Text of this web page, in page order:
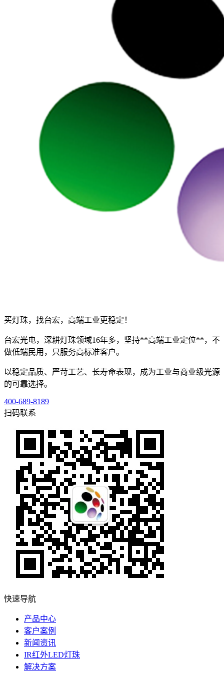
买灯珠，找台宏，高端工业更稳定！
台宏光电，深耕灯珠领域16年多，坚持**高端工业定位**，不
做低端民用，只服务高标准客户。
以稳定品质、严苛工艺、长寿命表现，成为工业与商业级光源
的可靠选择。
400-689-8189
扫码联系
快速导航
产品中心
客户案例
新闻资讯
IR红外LED灯珠
解决方案